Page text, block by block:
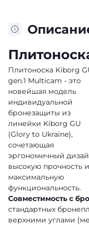
Плитоноска Kiborg
gen.1 Multicam - это
новейшая модель
индивидуальной
бронезащиты из
линейки Kiborg GU
(Glory to Ukraine),
сочетающая
эргономичный
высокую прочность и
максимальную
функциональность.
Совместимость с
стандартных
верхними углами